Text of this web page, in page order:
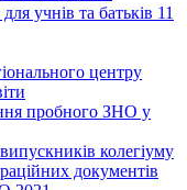
учнів та батьків 11
центру
пробного ЗНО у
колегіуму
документів